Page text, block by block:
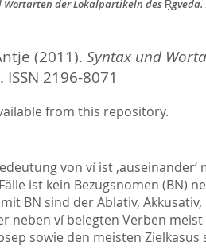
Wortarten der Lokalpartikeln des Ṛgveda.
(2011). Syntax und
ISSN 2196-8071
from this repository.
von ví ist
ist kein Bezugsnomen (BN)
BN sind der Ablativ,
neben ví belegten Verben
sowie den meisten